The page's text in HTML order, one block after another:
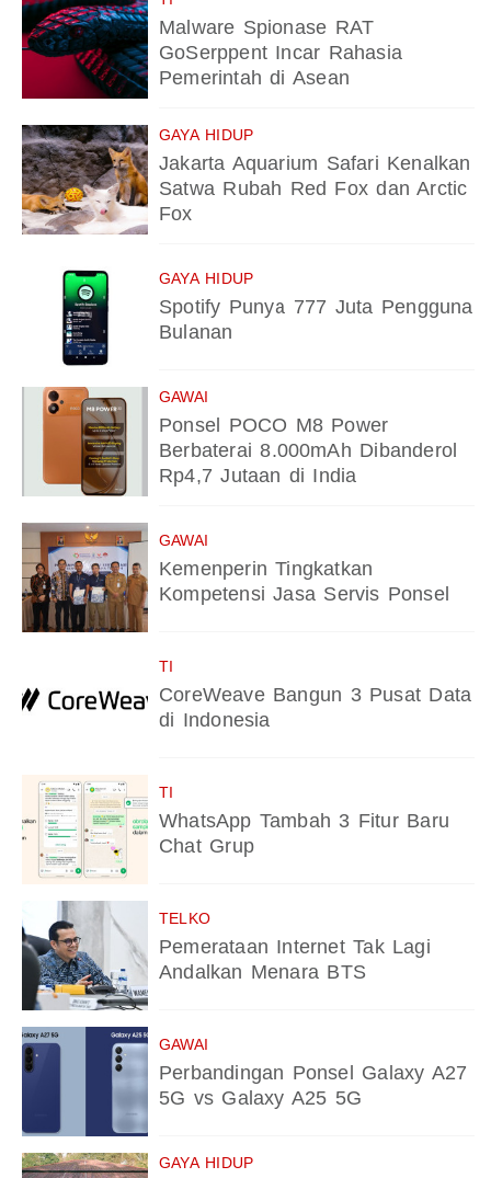
Malware Spionase RAT
GoSerppent Incar Rahasia
Pemerintah di Asean
GAYA HIDUP
Jakarta Aquarium Safari Kenalkan
Satwa Rubah Red Fox dan Arctic
Fox
GAYA HIDUP
Spotify Punya 777 Juta Pengguna
Bulanan
GAWAI
Ponsel POCO M8 Power
Berbaterai 8.000mAh Dibanderol
Rp4,7 Jutaan di India
GAWAI
Kemenperin Tingkatkan
Kompetensi Jasa Servis Ponsel
TI
CoreWeave Bangun 3 Pusat Data
di Indonesia
TI
WhatsApp Tambah 3 Fitur Baru
Chat Grup
TELKO
Pemerataan Internet Tak Lagi
Andalkan Menara BTS
GAWAI
Perbandingan Ponsel Galaxy A27
5G vs Galaxy A25 5G
GAYA HIDUP